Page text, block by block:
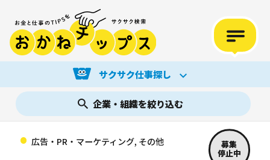
サクサク仕事探し
企業・組織を絞り込む
募集
停止中
広告・PR・マーケティング, その他